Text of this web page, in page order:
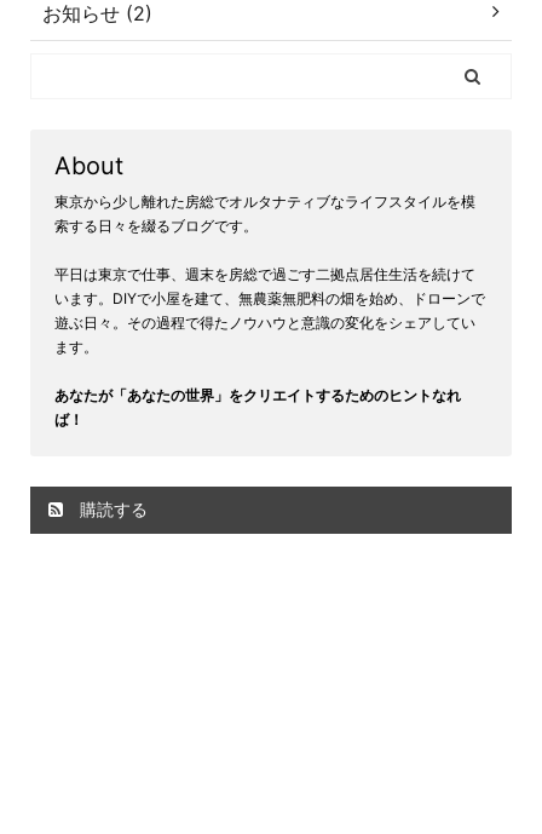
お知らせ (2)
About
東京から少し離れた房総でオルタナティブなライフスタイルを模
索する日々を綴るブログです。
平日は東京で仕事、週末を房総で過ごす二拠点居住生活を続けて
います。DIYで小屋を建て、無農薬無肥料の畑を始め、ドローンで
遊ぶ日々。その過程で得たノウハウと意識の変化をシェアしてい
ます。
あなたが「あなたの世界」をクリエイトするためのヒントなれ
ば！
購読する